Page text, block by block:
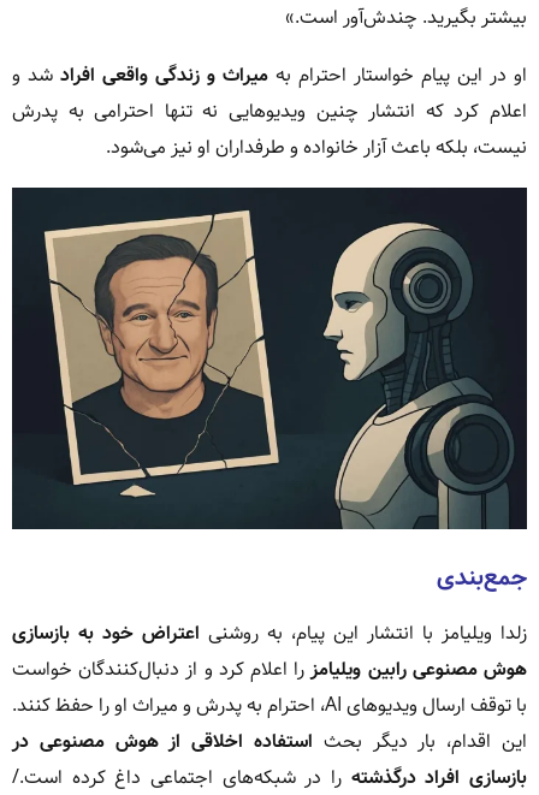
بیشتر بگیرید. چندش‌آور است.»
او در این پیام خواستار احترام به میراث و زندگی واقعی افراد شد و
اعلام کرد که انتشار چنین ویدیوهایی نه تنها احترامی به پدرش
نیست، بلکه باعث آزار خانواده و طرفداران او نیز می‌شود.
جمع‌بندی
زلدا ویلیامز با انتشار این پیام، به روشنی اعتراض خود به بازسازی
هوش مصنوعی رابین ویلیامزرا اعلام کرد و از دنبال‌کنندگان خواست
با توقف ارسال ویدیوهای AI، احترام به پدرش و میراث او را حفظ کنند.
این اقدام، بار دیگر بحث استفاده اخلاقی از هوش مصنوعی در
بازسازی افراد درگذشته را در شبکه‌های اجتماعی داغ کرده است./